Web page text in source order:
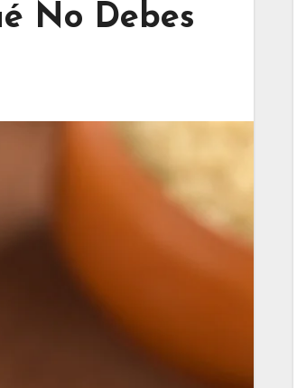
No Debes